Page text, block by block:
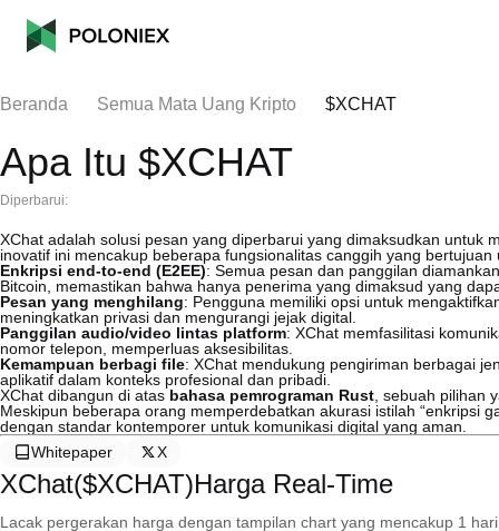
Beranda Semua Mata Uang Kripto $XCHAT
Apa Itu $XCHAT
Diperbarui:
XChat adalah solusi pesan yang diperbarui yang dimaksudkan untuk
inovatif ini mencakup beberapa fungsionalitas canggih yang
Enkripsi end-to-end (E2EE): Semua pesan dan panggilan
Bitcoin, memastikan bahwa hanya penerima yang dimaksud yang
Pesan yang menghilang: Pengguna memiliki opsi untuk
meningkatkan privasi dan mengurangi jejak digital.
Panggilan audio/video lintas platform: XChat memfasilitasi
nomor telepon, memperluas aksesibilitas.
Kemampuan berbagi file: XChat mendukung pengiriman berbagai
aplikatif dalam konteks profesional dan pribadi.
XChat dibangun di atas bahasa pemrograman Rust , sebuah pilihan
Meskipun beberapa orang memperdebatkan akurasi istilah “enkripsi
dengan standar kontemporer untuk komunikasi digital yang aman.
Whitepaper
X
XChat($XCHAT)Harga Real-Time
Lacak pergerakan harga dengan tampilan chart yang mencakup 1